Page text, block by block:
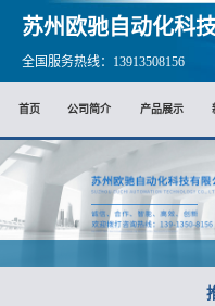
苏州欧驰自动化科
全国服务热线：13913508156
首页 公司简介 产品展示